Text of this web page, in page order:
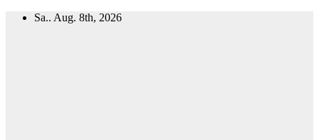
Zum
Sa.. Aug. 8th, 2026